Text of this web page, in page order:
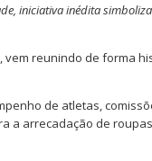
iniciativa inédita
reunindo de forma
de atletas,
a arrecadação de